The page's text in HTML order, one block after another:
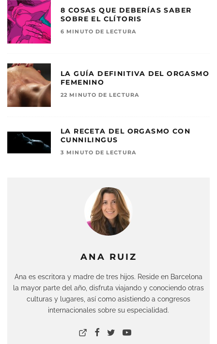
ANA RUIZ
Ana es escritora y madre de tres hijos. Reside en Barcelona
la mayor parte del año, disfruta viajando y conociendo otras
culturas y lugares, así como asistiendo a congresos
internacionales sobre su especialidad.
8 COSAS QUE DEBERÍAS SABER
SOBRE EL CLÍTORIS
6 MINUTO DE LECTURA
LA GUÍA DEFINITIVA DEL ORGASMO
FEMENINO
22 MINUTO DE LECTURA
LA RECETA DEL ORGASMO CON
CUNNILINGUS
3 MINUTO DE LECTURA